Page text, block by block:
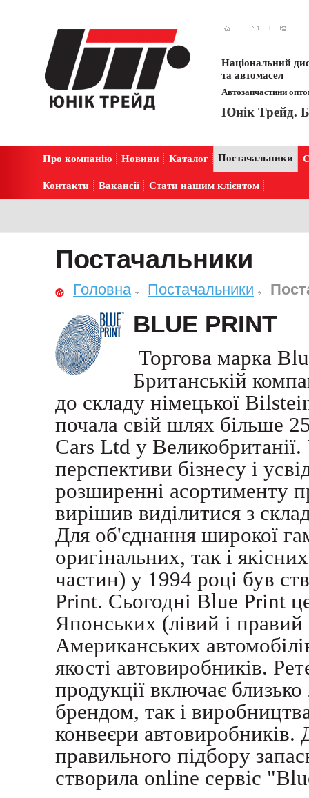
Національний
та автомасел
Автозапчастини
Юнік Трейд.
Про компанію Новини Каталог Постачальники
Контакти Вакансії Стати нашим клієнтом
Постачальники
Головна Постачальники
BLUE PRINT
Торгова марка
Британській
до складу німецької
почала свій шлях більше
Cars Ltd у
перспективи бізнесу і
розширенні асортименту
вирішив виділитися з
Для об'єднання широкої
оригінальних, так і
частин) у 1994 році був
Print. Сьогодні Blue Print
Японських (лівий і
Американських
якості автовиробників.
продукції включає
брендом, так і
конвеєри автовиробників.
правильного підбору
створила online сервіс